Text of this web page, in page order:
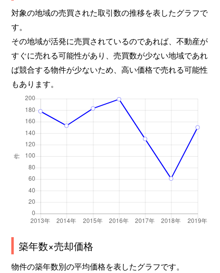
対象の地域の売買された取引数の推移を表したグラフで
す。
その地域が活発に売買されているのであれば、不動産が
すぐに売れる可能性があり、売買数が少ない地域であれ
ば競合する物件が少ないため、高い価格で売れる可能性
もあります。
築年数×売却価格
物件の築年数別の平均価格を表したグラフです。